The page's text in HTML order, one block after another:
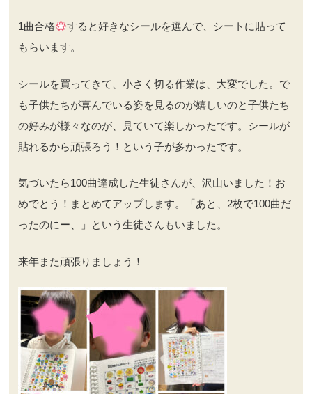
1曲合格
すると好きなシールを選んで、シートに貼って
もらいます。
シールを買ってきて、小さく切る作業は、大変でした。で
も子供たちが喜んでいる姿を見るのが嬉しいのと子供たち
の好みが様々なのが、見ていて楽しかったです。シールが
貼れるから頑張ろう！という子が多かったです。
気づいたら100曲達成した生徒さんが、沢山いました！お
めでとう！まとめてアップします。「あと、2枚で100曲だ
ったのにー、」という生徒さんもいました。
来年また頑張りましょう！